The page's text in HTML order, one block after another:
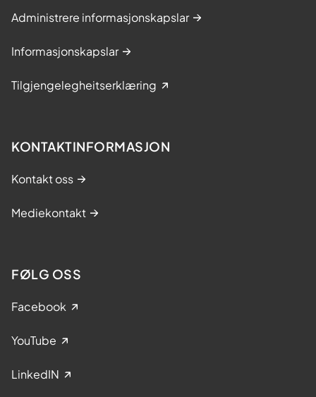
Administrere informasjonskapslar
Informasjonskapslar
Tilgjengelegheitserklæring
KONTAKTINFORMASJON
Kontakt oss
Mediekontakt
FØLG OSS
Facebook
YouTube
LinkedIN